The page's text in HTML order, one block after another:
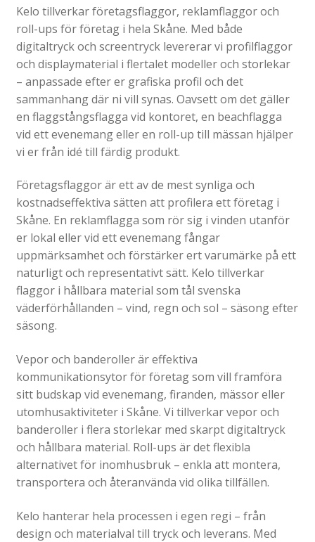
Frigolit och akrylskyltar
Fönsterdekor, dekor, sol-säkerhetsfilm
Gravyr till industrin
Gravyr namnskyltar, plaketter mm
Ljus/LED/Profilskyltar
Stolpskyltar och pyloner i Skåne
Skyltsystem
Smidesskyltar, gjutna skyltar
Standardskyltar
Taktila skyltar
Tillgänglighet, kontrastmarkeringar
Visitkort, flyers, reklamblad
Om oss
Tjänster
Katalog standardskyltar
Köpvillkor Webbshop
Sekretess/cookiespolicy; GDPR
Kontakt
Webbshop
Kelo tillverkar företagsflaggor, reklamflaggor och
roll-ups för företag i hela Skåne. Med både
digitaltryck och screentryck levererar vi profilflaggor
och displaymaterial i flertalet modeller och storlekar
– anpassade efter er grafiska profil och det
sammanhang där ni vill synas. Oavsett om det gäller
en flaggstångsflagga vid kontoret, en beachflagga
vid ett evenemang eller en roll-up till mässan hjälper
vi er från idé till färdig produkt.
Företagsflaggor är ett av de mest synliga och
kostnadseffektiva sätten att profilera ett företag i
Skåne. En reklamflagga som rör sig i vinden utanför
er lokal eller vid ett evenemang fångar
uppmärksamhet och förstärker ert varumärke på ett
naturligt och representativt sätt. Kelo tillverkar
flaggor i hållbara material som tål svenska
väderförhållanden – vind, regn och sol – säsong efter
säsong.
Vepor och banderoller är effektiva
kommunikationsytor för företag som vill framföra
sitt budskap vid evenemang, firanden, mässor eller
utomhusaktiviteter i Skåne. Vi tillverkar vepor och
banderoller i flera storlekar med skarpt digitaltryck
och hållbara material. Roll-ups är det flexibla
alternativet för inomhusbruk – enkla att montera,
transportera och återanvända vid olika tillfällen.
Kelo hanterar hela processen i egen regi – från
design och materialval till tryck och leverans. Med